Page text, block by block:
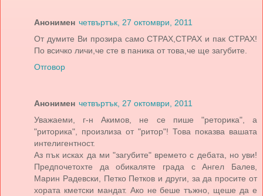
Анонимен четвъртък, 27 октомври, 2011
От думите Ви прозира само СТРАХ,СТРАХ и пак СТРАХ!
По всичко личи,че сте в паника от това,че ще загубите.
Отговор
Анонимен четвъртък, 27 октомври, 2011
Уважаеми, г-н Акимов, не се пише "реторика", а
"риторика", произлиза от "ритор"! Това показва вашата
интелигентност.
Аз пък исках да ми "загубите" времето с дебата, но уви!
Предпочетохте да обикаляте града с Ангел Балев,
Марин Радевски, Петко Петков и други, за да просите от
хората кметски мандат. Ако не беше тъжно, щеше да е